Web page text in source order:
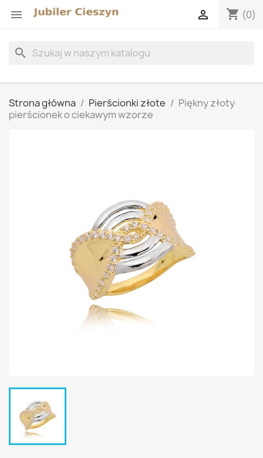
 shopping_cart (0)

search
Strona główna Pierścionki złote
Piękny złoty
pierścionek o ciekawym wzorze